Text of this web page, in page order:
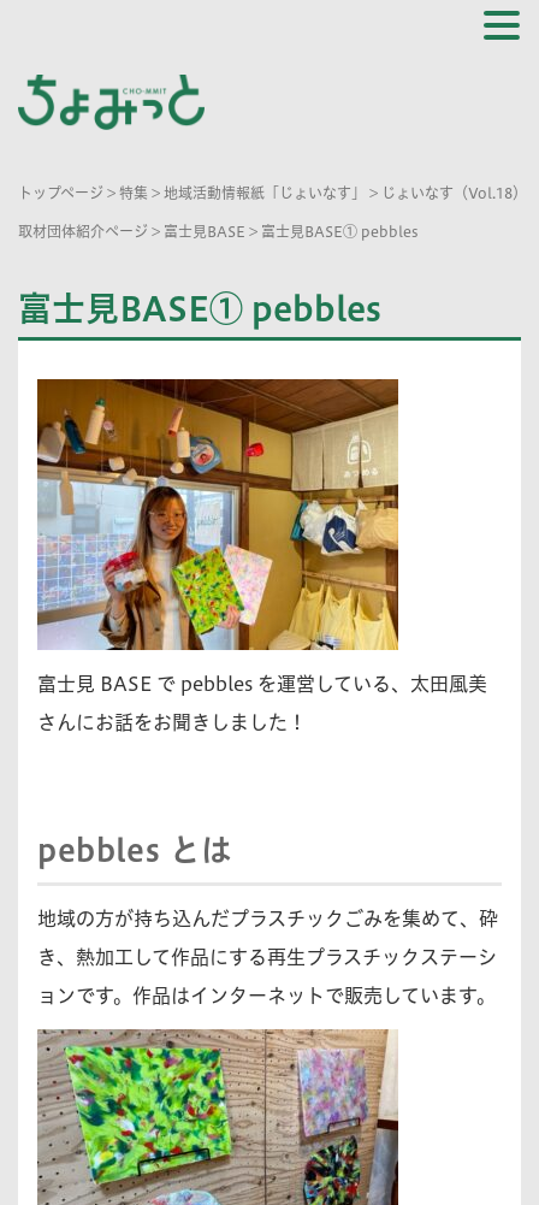
トップページ > 特集 > 地域活動情報紙「じょいなす」 > じょいなす（Vol.18）
取材団体紹介ページ > 富士見BASE > 富士見BASE① pebbles
富士見BASE① pebbles
富士見 BASE で pebbles を運営している、太田風美
さんにお話をお聞きしました！
pebbles とは
地域の方が持ち込んだプラスチックごみを集めて、砕
き、熱加工して作品にする再生プラスチックステーシ
ョンです。作品はインターネットで販売しています。